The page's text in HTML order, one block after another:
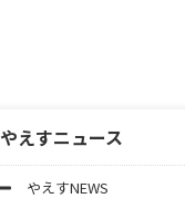
やえすニュース
やえすNEWS